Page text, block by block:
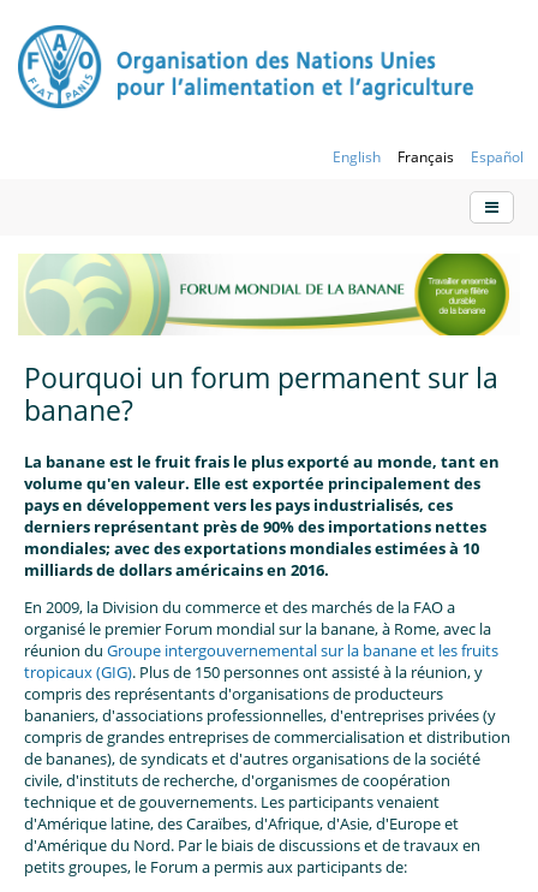
English Français Español
Pourquoi un forum permanent sur la
banane?
La banane est le fruit frais le plus exporté au monde, tant en
volume qu'en valeur. Elle est exportée principalement des
pays en développement vers les pays industrialisés, ces
derniers représentant près de 90% des importations nettes
mondiales; avec des exportations mondiales estimées à 10
milliards de dollars américains en 2016.
En 2009, la Division du commerce et des marchés de la FAO a
organisé le premier Forum mondial sur la banane, à Rome, avec la
réunion du Groupe intergouvernemental sur la banane et les fruits
tropicaux (GIG). Plus de 150 personnes ont assisté à la réunion, y
compris des représentants d'organisations de producteurs
bananiers, d'associations professionnelles, d'entreprises privées (y
compris de grandes entreprises de commercialisation et distribution
de bananes), de syndicats et d'autres organisations de la société
civile, d'instituts de recherche, d'organismes de coopération
technique et de gouvernements. Les participants venaient
d'Amérique latine, des Caraïbes, d'Afrique, d'Asie, d'Europe et
d'Amérique du Nord. Par le biais de discussions et de travaux en
petits groupes, le Forum a permis aux participants de: